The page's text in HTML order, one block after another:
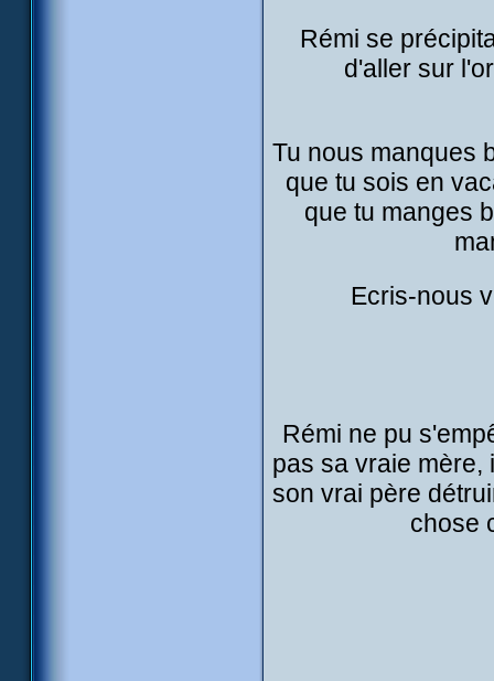
Rémi se
d'aller sur
Tu nous manques
que tu sois en
que tu manges
Ecris-nous
Rémi ne pu
pas sa vraie
son vrai père
chose